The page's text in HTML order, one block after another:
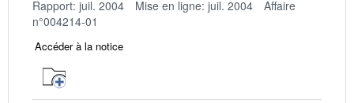
Rapport: juil. 2004 Mise en ligne: juil. 2004
Affaire
n°004214-01
Accéder à la notice